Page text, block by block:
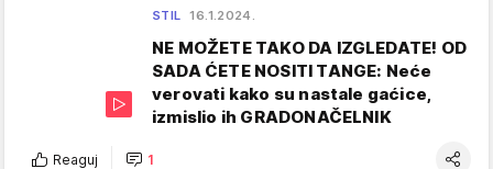
STIL 16.1.2024.
NE MOŽETE TAKO DA IZGLEDATE! OD
SADA ĆETE NOSITI TANGE: Neće
verovati kako su nastale gaćice,
izmislio ih GRADONAČELNIK
Reaguj 1